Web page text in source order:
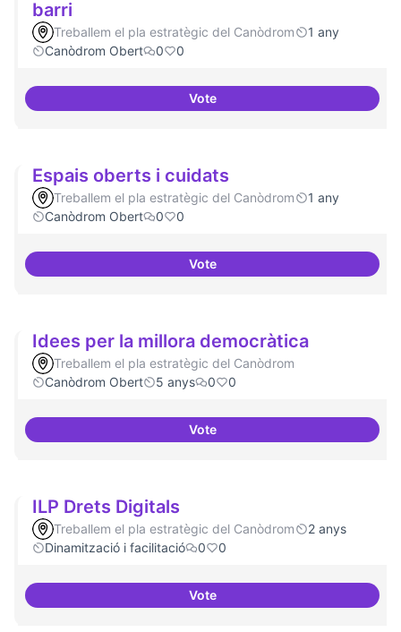
barri
Treballem el pla estratègic del Canòdrom
1 any
Canòdrom Obert
0 0
VoteInvolucrar-nos amb les
Espais oberts i cuidats
Treballem el pla estratègic del Canòdrom
1 any
Canòdrom Obert
0 0
VoteEspais oberts i cuidats
Idees per la millora democràtica
Treballem el pla estratègic del Canòdrom
Canòdrom Obert
5 anys 0 0
VoteIdees per la millora democràtica
ILP Drets Digitals
Treballem el pla estratègic del Canòdrom
2 anys
Dinamització i facilitació
0 0
VoteILP Drets Digitals